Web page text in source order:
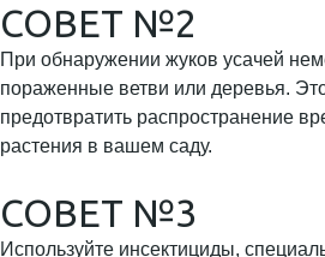
СОВЕТ №2
При обнаружении жуков усачей
пораженные ветви или деревья.
предотвратить распространение
растения в вашем саду.
СОВЕТ №3
Используйте инсектициды,